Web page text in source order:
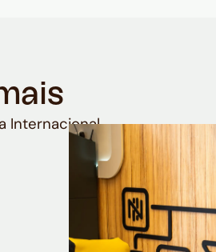
Internacional